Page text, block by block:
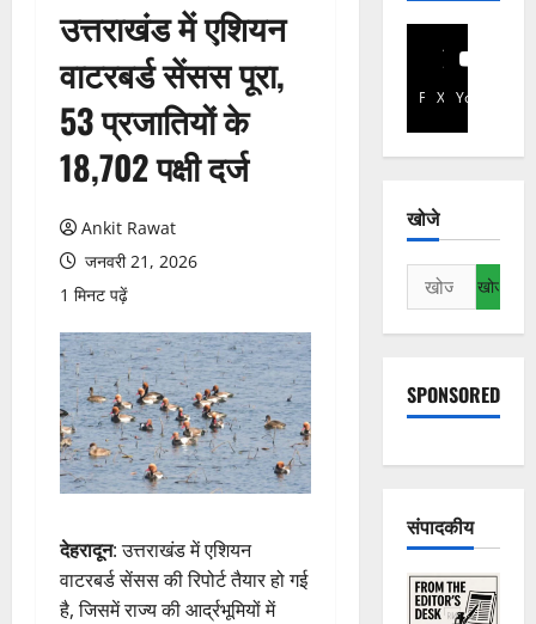
उत्तराखंड में एशियन
वाटरबर्ड सेंसस पूरा,
53 प्रजातियों के
18,702 पक्षी दर्ज
Ankit Rawat
जनवरी 21, 2026
1 मिनट पढ़ें
देहरादून: उत्तराखंड में एशियन
वाटरबर्ड सेंसस की रिपोर्ट तैयार हो गई
है, जिसमें राज्य की आर्द्रभूमियों में
Facebook
X YouTube
खोजे
निम्न
को
खोजें:
SPONSORED
संपादकीय